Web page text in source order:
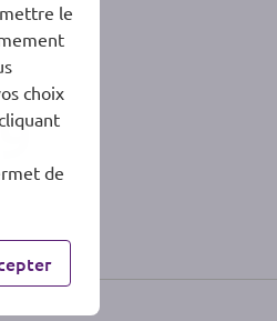
le
choix
de